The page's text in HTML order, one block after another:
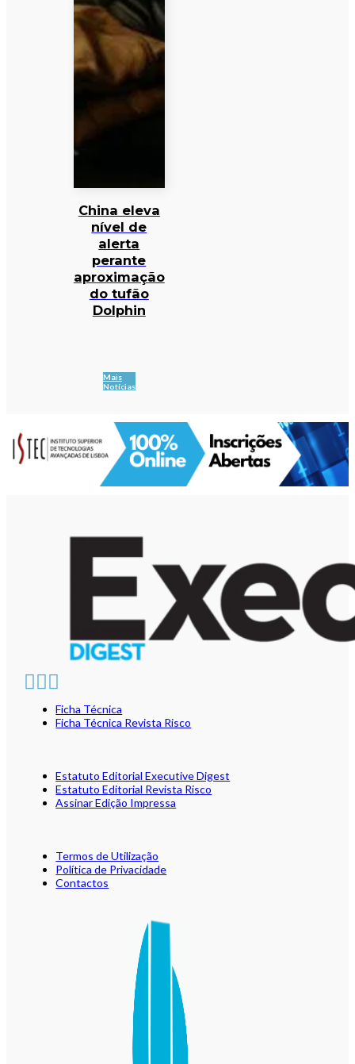
China eleva
nível de
alerta
perante
aproximação
do tufão
Dolphin
Mais
Notícias
Ficha Técnica
Ficha Técnica Revista Risco
Estatuto Editorial Executive Digest
Estatuto Editorial Revista Risco
Assinar Edição Impressa
Termos de Utilização
Política de Privacidade
Contactos